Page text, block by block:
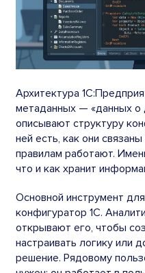
Архитектура
метаданных — «данных о
описывают структуру
ней есть, как они
правилам работают.
что и как хранит
Основной инструмент
конфигуратор 1С.
открывают его, чтобы
настраивать логику или
решение. Рядовому